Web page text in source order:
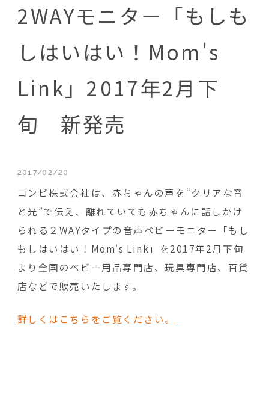
2WAYモニター「もしも
しはいはい！Mom's
Link」2017年2月下
旬 新発売
2017/02/20
コンビ株式会社は、赤ちゃんの声を“クリアな音
と光”で伝え、離れていても赤ちゃんに話しかけ
られる２WAYタイプの音声ベビーモニター「もし
もしはいはい！Mom's Link」を2017年2月下旬
より全国のベビー用品専門店、玩具専門店、百貨
店などで販売いたします。
詳しくはこちらをご覧ください。